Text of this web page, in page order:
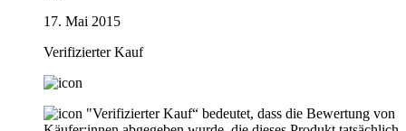
17. Mai 2015
Verifizierter Kauf
"Verifizierter Kauf“ bedeutet, dass die Bewertung von